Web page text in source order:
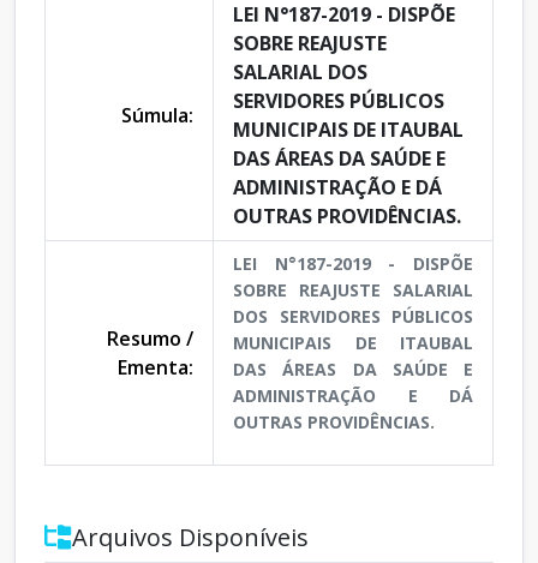
Súmula:
LEI N°187-2019 - DISPÕE
SOBRE REAJUSTE
SALARIAL DOS
SERVIDORES PÚBLICOS
MUNICIPAIS DE ITAUBAL
DAS ÁREAS DA SAÚDE E
ADMINISTRAÇÃO E DÁ
OUTRAS PROVIDÊNCIAS.
Resumo /
Ementa:
LEI N°187-2019 - DISPÕE
SOBRE REAJUSTE SALARIAL
DOS SERVIDORES PÚBLICOS
MUNICIPAIS DE ITAUBAL
DAS ÁREAS DA SAÚDE E
ADMINISTRAÇÃO E DÁ
OUTRAS PROVIDÊNCIAS.
Arquivos Disponíveis